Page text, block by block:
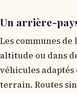
Un arrière-
Les communes
altitude ou dans
véhicules
terrain. Routes